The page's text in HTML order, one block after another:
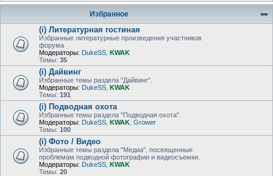
Избранное
(i) Литературная гостиная
Избранные литературные произведения участников
форума
Модераторы: DukeSS KWAK
Темы: 35
(i) Дайвинг
Избранные темы раздела "Дайвинг".
Модераторы: DukeSS KWAK
Темы: 191
(i) Подводная охота
Избранные темы раздела "Подводная охота".
Модераторы: DukeSS KWAK Grower
Темы: 100
(i) Фото / Видео
Избранные темы раздела "Медиа", посвященные
проблемам подводной фотографии и видеосъемки.
Модераторы: DukeSS KWAK
Темы: 20